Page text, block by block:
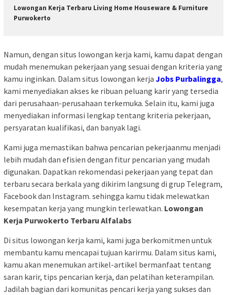
Lowongan Kerja Terbaru Living Home Houseware & Furniture
Purwokerto
Namun, dengan situs lowongan kerja kami, kamu dapat dengan
mudah menemukan pekerjaan yang sesuai dengan kriteria yang
kamu inginkan. Dalam situs lowongan kerja Jobs Purbalingga,
kami menyediakan akses ke ribuan peluang karir yang tersedia
dari perusahaan-perusahaan terkemuka. Selain itu, kami juga
menyediakan informasi lengkap tentang kriteria pekerjaan,
persyaratan kualifikasi, dan banyak lagi.
Kami juga memastikan bahwa pencarian pekerjaanmu menjadi
lebih mudah dan efisien dengan fitur pencarian yang mudah
digunakan. Dapatkan rekomendasi pekerjaan yang tepat dan
terbaru secara berkala yang dikirim langsung di grup Telegram,
Facebook dan Instagram. sehingga kamu tidak melewatkan
kesempatan kerja yang mungkin terlewatkan. Lowongan
Kerja Purwokerto Terbaru Alfalabs
Di situs lowongan kerja kami, kami juga berkomitmen untuk
membantu kamu mencapai tujuan karirmu. Dalam situs kami,
kamu akan menemukan artikel-artikel bermanfaat tentang
saran karir, tips pencarian kerja, dan pelatihan keterampilan.
Jadilah bagian dari komunitas pencari kerja yang sukses dan